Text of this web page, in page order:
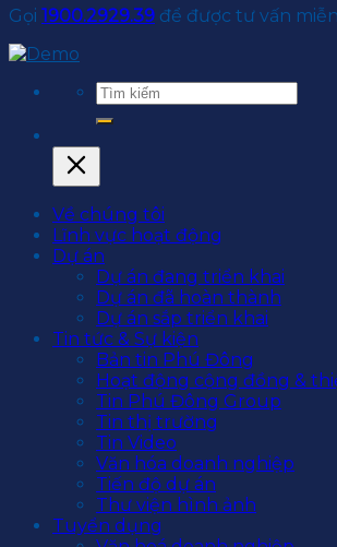
Gọi 1900.2929.39 để được tư vấn
Về chúng tôi
Lĩnh vực hoạt động
Dự án
Dự án đang triển khai
Dự án đã hoàn thành
Dự án sắp triển khai
Tin tức & Sự kiện
Bản tin Phú Đông
Hoạt động cộng đồng &
Tin Phú Đông Group
Tin thị trường
Tin Video
Văn hóa doanh nghiệp
Tiến độ dự án
Thư viện hình ảnh
Tuyển dụng